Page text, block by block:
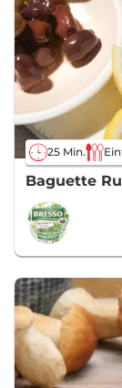
25 Min.
Baguette